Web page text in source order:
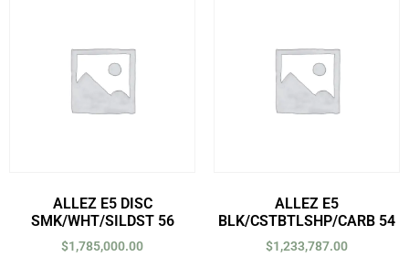
ALLEZ E5 DISC
SMK/WHT/SILDST 56
$1,785,000.00
ALLEZ E5
BLK/CSTBTLSHP/CARB 54
$1,233,787.00